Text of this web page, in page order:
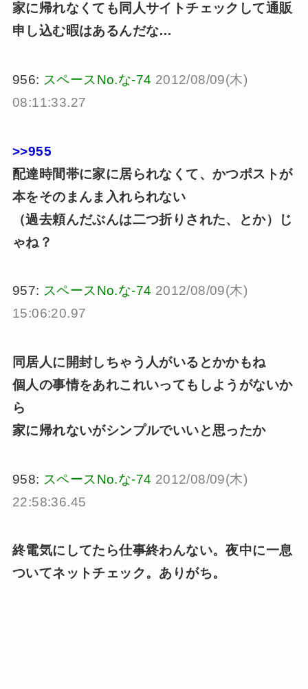
家に帰れなくても同人サイトチェックして通販
申し込む暇はあるんだな…
956: スペースNo.な-74 2012/08/09(木)
08:11:33.27
>>955
配達時間帯に家に居られなくて、かつポストが
本をそのまんま入れられない
（過去頼んだぶんは二つ折りされた、とか）じ
ゃね？
957: スペースNo.な-74 2012/08/09(木)
15:06:20.97
同居人に開封しちゃう人がいるとかかもね
個人の事情をあれこれいってもしようがないか
ら
家に帰れないがシンプルでいいと思ったか
958: スペースNo.な-74 2012/08/09(木)
22:58:36.45
終電気にしてたら仕事終わんない。夜中に一息
ついてネットチェック。ありがち。